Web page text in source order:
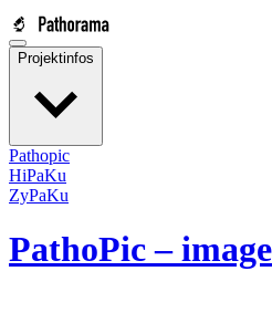
Projektinfos
Pathopic
HiPaKu
ZyPaKu
PathoPic –